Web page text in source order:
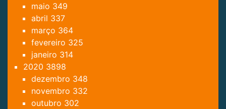
maio 349
abril 337
março 364
fevereiro 325
janeiro 314
2020 3898
dezembro 348
novembro 332
outubro 302